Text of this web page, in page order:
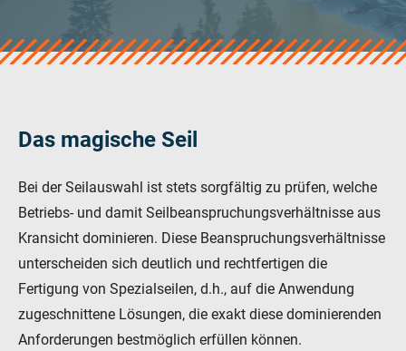
veropro 10
verotech 10
verosteel 8
verope Wordwide
Future
Kontakt Händler Rope Academy Videos
Technologie
Downloads
Karriere Digital Service KV R&D
RiseTec Elevator Ropes
Das magische Seil
Bei der Seilauswahl ist stets sorgfältig zu prüfen, welche
Betriebs- und damit Seilbeanspruchungsverhältnisse aus
Kransicht dominieren. Diese Beanspruchungsverhältnisse
unterscheiden sich deutlich und rechtfertigen die
Fertigung von Spezialseilen, d.h., auf die Anwendung
zugeschnittene Lösungen, die exakt diese dominierenden
Anforderungen bestmöglich erfüllen können.